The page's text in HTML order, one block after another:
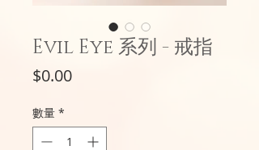
Evil Eye 系列 - 戒指
$0.00價
數量 *